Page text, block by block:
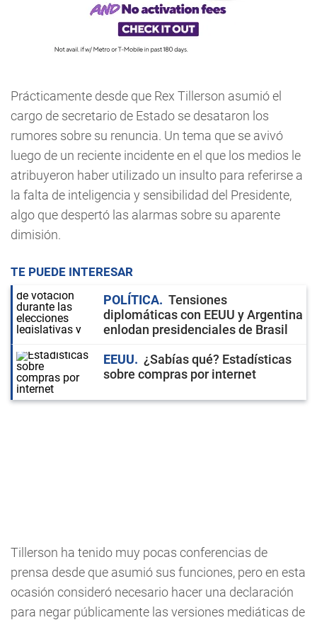
Prácticamente desde que Rex Tillerson asumió el
cargo de secretario de Estado se desataron los
rumores sobre su renuncia. Un tema que se avivó
luego de un reciente incidente en el que los medios le
atribuyeron haber utilizado un insulto para referirse a
la falta de inteligencia y sensibilidad del Presidente,
algo que despertó las alarmas sobre su aparente
dimisión.
TE PUEDE INTERESAR
POLÍTICA
Tensiones
diplomáticas con EEUU y Argentina
enlodan presidenciales de Brasil
EEUU
¿Sabías qué? Estadísticas
sobre compras por internet
Tillerson ha tenido muy pocas conferencias de
prensa desde que asumió sus funciones, pero en esta
ocasión consideró necesario hacer una declaración
para negar públicamente las versiones mediáticas de